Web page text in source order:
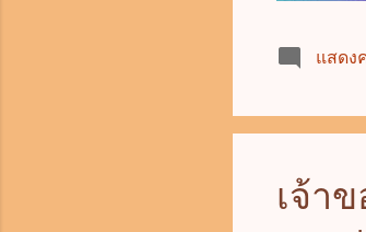
แสดง
เจ้า